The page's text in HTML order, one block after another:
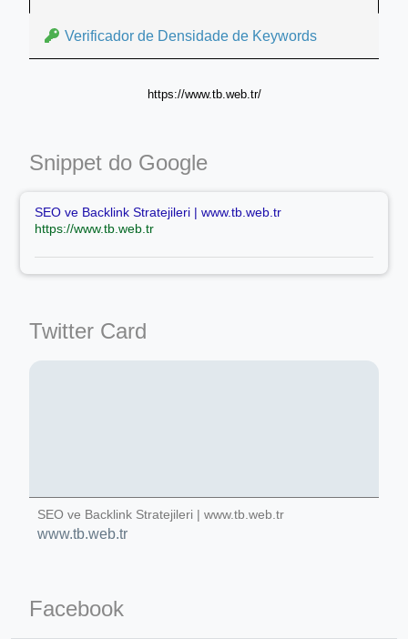
Verificador de Densidade de Keywords
https://www.tb.web.tr/
Snippet do Google
SEO ve Backlink Stratejileri | www.tb.web.tr
https://www.tb.web.tr
Twitter Card
SEO ve Backlink Stratejileri | www.tb.web.tr
www.tb.web.tr
Facebook